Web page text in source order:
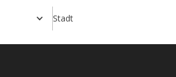
Stadt